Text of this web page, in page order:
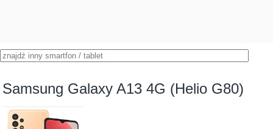
Samsung Galaxy A13 4G (Helio G80)